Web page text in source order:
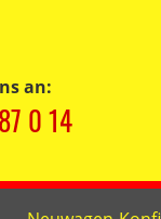
an:
0 14